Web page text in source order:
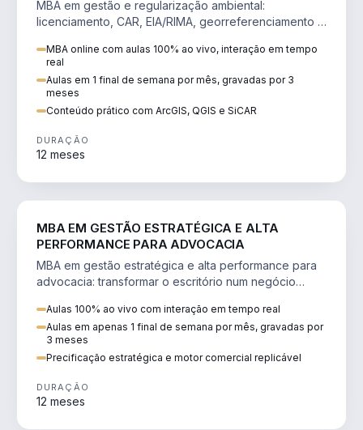
MBA em gestão e regularização ambiental:
licenciamento, CAR, EIA/RIMA, georreferenciamento e
MBA online com aulas 100% ao vivo, interação em tempo
real
Aulas em 1 final de semana por mês, gravadas por 3
meses
Conteúdo prático com ArcGIS, QGIS e SiCAR
DURAÇÃO
12 meses
MBA EM GESTÃO ESTRATÉGICA E ALTA
PERFORMANCE PARA ADVOCACIA
MBA em gestão estratégica e alta performance para
advocacia: transformar o escritório num negócio
Aulas 100% ao vivo com interação em tempo real
Aulas em apenas 1 final de semana por mês, gravadas por
3 meses
Precificação estratégica e motor comercial replicável
DURAÇÃO
12 meses